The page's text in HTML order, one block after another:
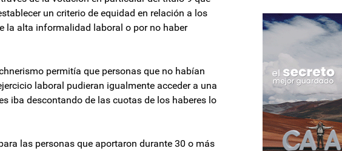
un criterio de equidad en relación a los
la alta informalidad laboral o por no haber
permitía que personas que no habían
laboral pudieran igualmente acceder a una
iba descontando de las cuotas de los haberes lo
las personas que aportaron durante 30 o más